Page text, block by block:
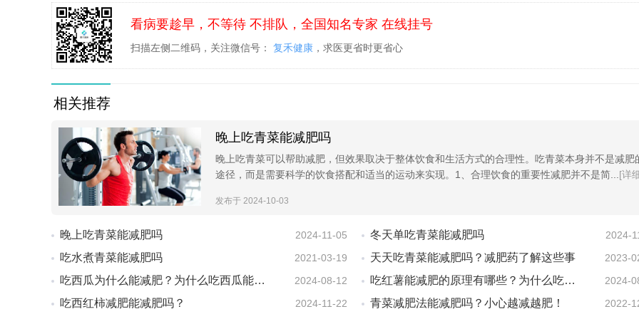
看病要趁早，不等待 不排队，全国知名专家 在线挂号
扫描左侧二维码，关注微信号： 复禾健康 ，求医更省时更省心
相关推荐
晚上吃青菜能减肥吗
晚上吃青菜可以帮助减肥，但效果取决于整体饮食和生活方式的合理性。吃青菜本身并不是减肥
途径，而是需要科学的饮食搭配和适当的运动来实现。1、合理饮食的重要性减肥并不是简... [详
发布于 2024-10-03
晚上吃青菜能减肥吗 2024-11-05 冬天单吃青菜能减肥吗 2024-
吃水煮青菜能减肥吗 2021-03-19 天天吃青菜能减肥吗？减肥药了解这些事 2023-
吃西瓜为什么能减肥？为什么吃西瓜能减肥？ 2024-08-12 吃红薯能减肥的原理有哪些？为什么吃红薯能减肥？ 2024-
吃西红柿减肥能减肥吗？ 2024-11-22 青菜减肥法能减肥吗？小心越减越肥！ 2022-